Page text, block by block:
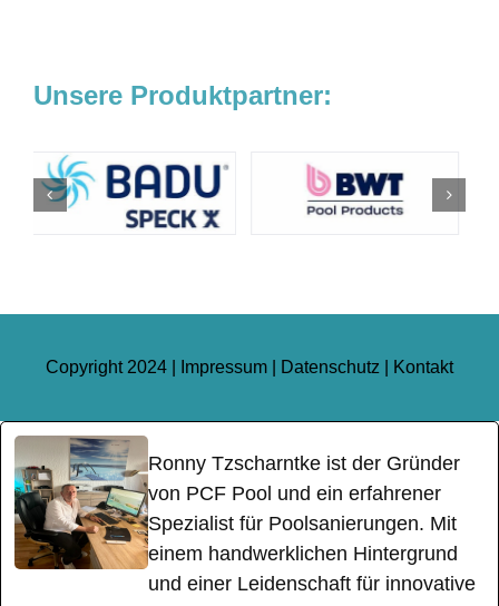
Unsere Produktpartner:
Copyright 2024 | Impressum Datenschutz Kontakt
Ronny Tzscharntke ist der Gründer
von PCF Pool und ein erfahrener
Spezialist für Poolsanierungen. Mit
einem handwerklichen Hintergrund
und einer Leidenschaft für innovative